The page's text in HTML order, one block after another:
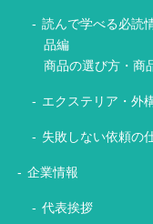
読んで学べる必読
品編
商品の選び方・商
エクステリア・外
失敗しない依頼の
企業情報
代表挨拶